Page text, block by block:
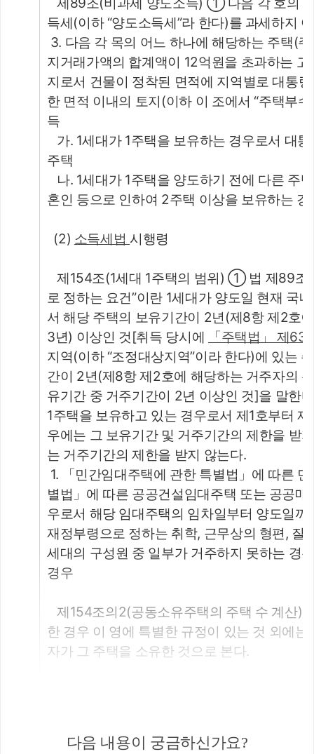
득세(이하 “양도소득세”라 한다)를 과세하지
3. 다음 각 목의 어느 하나에 해당하는 주택(
지거래가액의 합계액이 12억원을 초과하는
지로서 건물이 정착된 면적에 지역별로 대통
한 면적 이내의 토지(이하 이 조에서 “주택부
득
가. 1세대가 1주택을 보유하는 경우로서 대
주택
나. 1세대가 1주택을 양도하기 전에 다른 주
혼인 등으로 인하여 2주택 이상을 보유하는
(2) 소득세법 시행령
제154조(1세대 1주택의 범위) ① 법 제89조
로 정하는 요건”이란 1세대가 양도일 현재 국
서 해당 주택의 보유기간이 2년(제8항 제2호
3년) 이상인 것[취득 당시에
「주택법」 제63
지역(이하 “조정대상지역”이라 한다)에 있는
간이 2년(제8항 제2호에 해당하는 거주자의
유기간 중 거주기간이 2년 이상인 것]을 말한
1주택을 보유하고 있는 경우로서 제1호부터
우에는 그 보유기간 및 거주기간의 제한을 받
는 거주기간의 제한을 받지 않는다.
1. 「민간임대주택에 관한 특별법」에 따른
별법」에 따른 공공건설임대주택 또는 공공
우로서 해당 임대주택의 임차일부터 양도일
재정부령으로 정하는 취학, 근무상의 형편,
세대의 구성원 중 일부가 거주하지 못하는 경
경우
제154조의2(공동소유주택의 주택 수 계산)
한 경우 이 영에 특별한 규정이 있는 것 외에
자가 그 주택을 소유한 것으로 본다.
에 따른 임대사업자등록 신청(임대할 주택
다음 내용이 궁금하신가요?